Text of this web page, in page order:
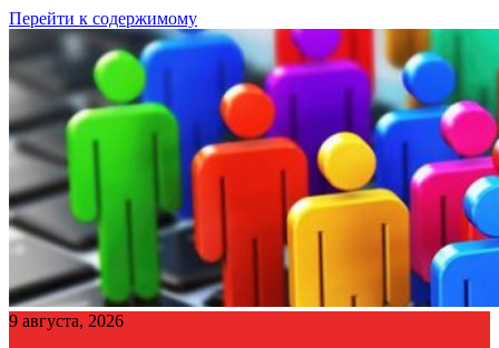
Перейти к содержимому
9 августа, 2026